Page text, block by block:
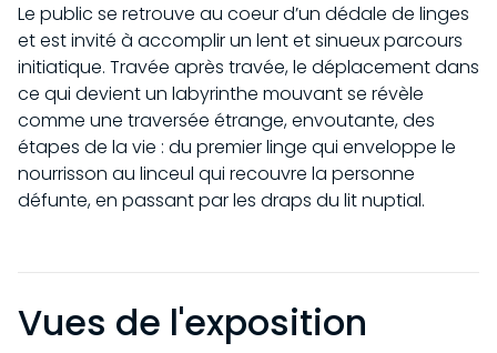
Le public se retrouve au coeur d’un dédale de linges
et est invité à accomplir un lent et sinueux parcours
initiatique. Travée après travée, le déplacement dans
ce qui devient un labyrinthe mouvant se révèle
comme une traversée étrange, envoutante, des
étapes de la vie : du premier linge qui enveloppe le
nourrisson au linceul qui recouvre la personne
défunte, en passant par les draps du lit nuptial.
Vues de l'exposition